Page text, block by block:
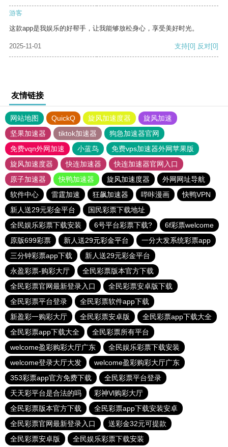
游客
这款app是我娱乐的好帮手，让我能够放松身心，享受美好时光。
2025-11-01 支持[0] 反对[0]
友情链接
网站地图 QuickQ 旋风加速度器
旋风加速
坚果加速器
tiktok加速器
狗急加速器官网
免费vqn外网加速
小蓝鸟
免费vps加速器外网苹果版
旋风加速度器
快连加速器
快连加速器官网入口
原子加速器
快鸭加速器 旋风加速度器
外网网址导航
软件中心
雷霆加速 狂飙加速器 哔咔漫画
快鸭VPN
新人送29元彩金平台
国民彩票下载地址
全民娱乐彩票下载安装
6号平台彩票下载?
6f彩票welcome
原版699彩票
新人送29元彩金平台
一分大发系统彩票app
三分钟彩票app下载
新人送29元彩金平台
永盈彩票-购彩大厅
全民彩票版本官方下载
全民彩票官网最新登录入口
全民彩票安卓版下载
全民彩票平台登录
全民彩票软件app下载
新盈彩一购彩大厅
全民彩票安卓版
全民彩票app下载大全
全民彩票app下载大全
全民彩票所有平台
welcome盈彩购彩大厅广东
全民娱乐彩票下载安装
welcome登录大厅大发
welcome盈彩购彩大厅广东
353彩票app官方免费下载
全民彩票平台登录
天天彩平台是合法的吗
彩神Vl购彩大厅
全民彩票版本官方下载
全民彩票app下载安装安卓
全民彩票官网最新登录入口
送彩金32元可提款
全民彩票安卓版
全民娱乐彩票下载安装